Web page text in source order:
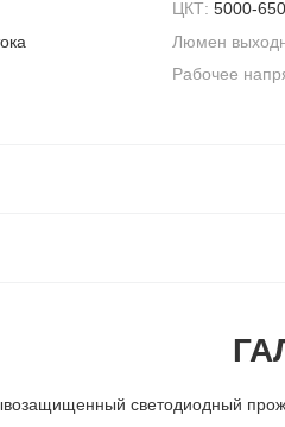
ЦКТ: 5000-
Люмен
Рабочее
светодиодный